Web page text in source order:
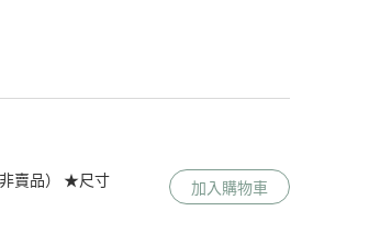
賣品） ★尺寸
加入購物車